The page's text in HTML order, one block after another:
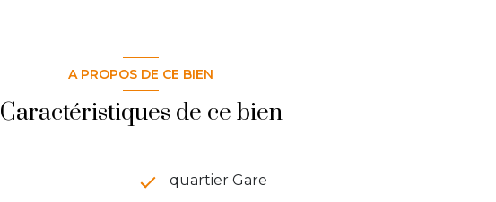
A PROPOS DE CE BIEN
Caractéristiques de ce bien
quartier Gare